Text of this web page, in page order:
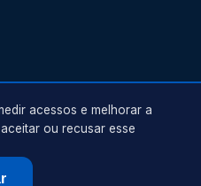
acessos e melhorar a
ou recusar esse